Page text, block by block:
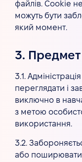
файлів. Cookie
можуть бути
який момент.
3. Предмет
3.1.
переглядати і
виключно в
з метою
використання.
3.2.
або поширювати